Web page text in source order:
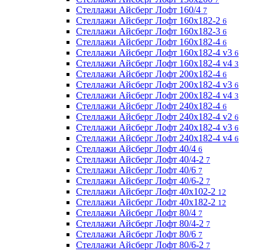
Стеллажи Айсберг Лофт 160/4 7
Стеллажи Айсберг Лофт 160х182-2 6
Стеллажи Айсберг Лофт 160х182-3 6
Стеллажи Айсберг Лофт 160х182-4 6
Стеллажи Айсберг Лофт 160х182-4 v3 6
Стеллажи Айсберг Лофт 160х182-4 v4 3
Стеллажи Айсберг Лофт 200х182-4 6
Стеллажи Айсберг Лофт 200х182-4 v3 6
Стеллажи Айсберг Лофт 200х182-4 v4 3
Стеллажи Айсберг Лофт 240х182-4 6
Стеллажи Айсберг Лофт 240х182-4 v2 6
Стеллажи Айсберг Лофт 240х182-4 v3 6
Стеллажи Айсберг Лофт 240х182-4 v4 6
Стеллажи Айсберг Лофт 40/4 6
Стеллажи Айсберг Лофт 40/4-2 7
Стеллажи Айсберг Лофт 40/6 7
Стеллажи Айсберг Лофт 40/6-2 7
Стеллажи Айсберг Лофт 40х102-2 12
Стеллажи Айсберг Лофт 40х182-2 12
Стеллажи Айсберг Лофт 80/4 7
Стеллажи Айсберг Лофт 80/4-2 7
Стеллажи Айсберг Лофт 80/6 7
Стеллажи Айсберг Лофт 80/6-2 7